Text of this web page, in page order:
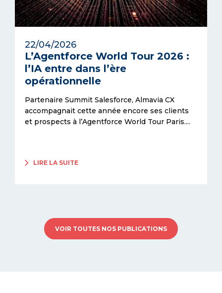
22/04/2026
L’Agentforce World Tour 2026 :
l’IA entre dans l’ère
opérationnelle
Partenaire Summit Salesforce, Almavia CX
accompagnait cette année encore ses clients
et prospects à l’Agentforce World Tour Paris....
LIRE LA SUITE
VOIR TOUTES NOS PUBLICATIONS